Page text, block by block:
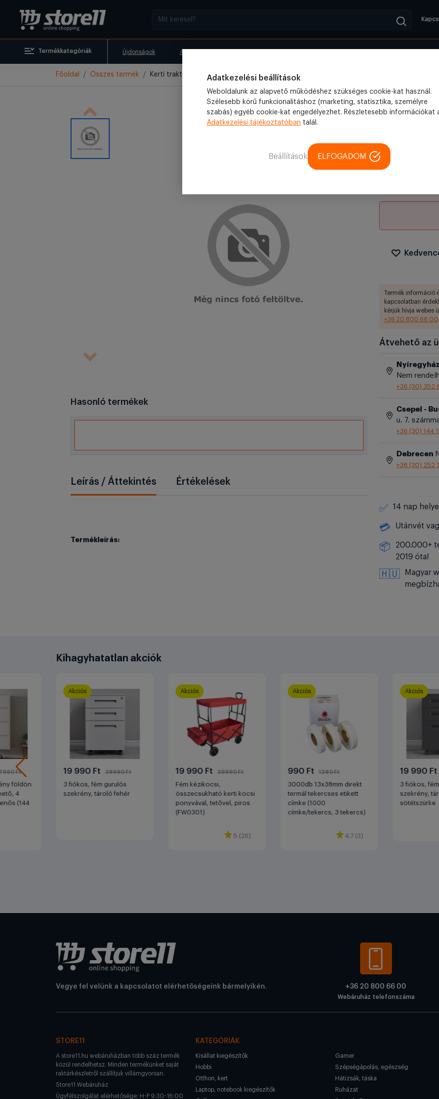
Termékkategóriák Újdonságok Akciók
Főoldal Összes termék Kerti traktor utánfutó (BTC002)
Hasonló termékek
Leírás / Áttekintés Értékelések
Termékleírás:
Kerti
Termék információ
kapcsolatban
kérjük hívja webes
+36 20 800 66 00.
Átvehető az
Nem
+36 (30) 352
Csepel -
u. 7.
+36 (30) 144
Debrecen
+36 (30) 252
✅ 14 nap
💳 Utánvét
📦
200.000+
2019 óta!
🇭🇺
Magyar
Kihagyhatatlan akciók
Ft
földön
4
(144
Akciós
19 990 Ft 28990 Ft
3 fiókos, fém gurulós
szekrény, tároló fehér
Akciós
19 990 Ft 29990 Ft
Fém kézikocsi,
összecsukható kerti kocsi
ponyvával, tetővel, piros
(FW0301)
5 (26)
Akciós
990 Ft 1280 Ft
3000db 13x38mm direkt
termál tekercses etikett
címke (1000
címke/tekercs, 3 tekercs)
4.7 (3)
Akciós
19 990 Ft
3 fiókos,
szekrény,
sötétszürke
Vegye fel velünk a kapcsolatot elérhetőségeink bármelyikén. +36 20 800 66 00
Webáruház telefonszáma
STORE11
A store11.hu webáruházban több száz termék
közül rendelhetsz. Minden termékünket saját
raktárkészletről szállítjuk villámgyorsan.
Store11 Webáruház
Ügyfélszolgálat elérhetősége: H-P 9:30-16:00
KATEGÓRIÁK
Kisállat kiegészítők
Hobbi
Otthon, kert
Laptop, notebook kiegészítők
Gamer
Szépségápolás, egészség
Hátizsák, táska
Ruházat
Adatkezelési beállítások
Weboldalunk az alapvető működéshez szükséges cookie-kat használ.
Szélesebb körű funkcionalitáshoz (marketing, statisztika, személyre
szabás) egyéb cookie-kat engedélyezhet. Részletesebb információkat
Adatkezelési tájékoztatóban talál.
Beállítások ELFOGADOM